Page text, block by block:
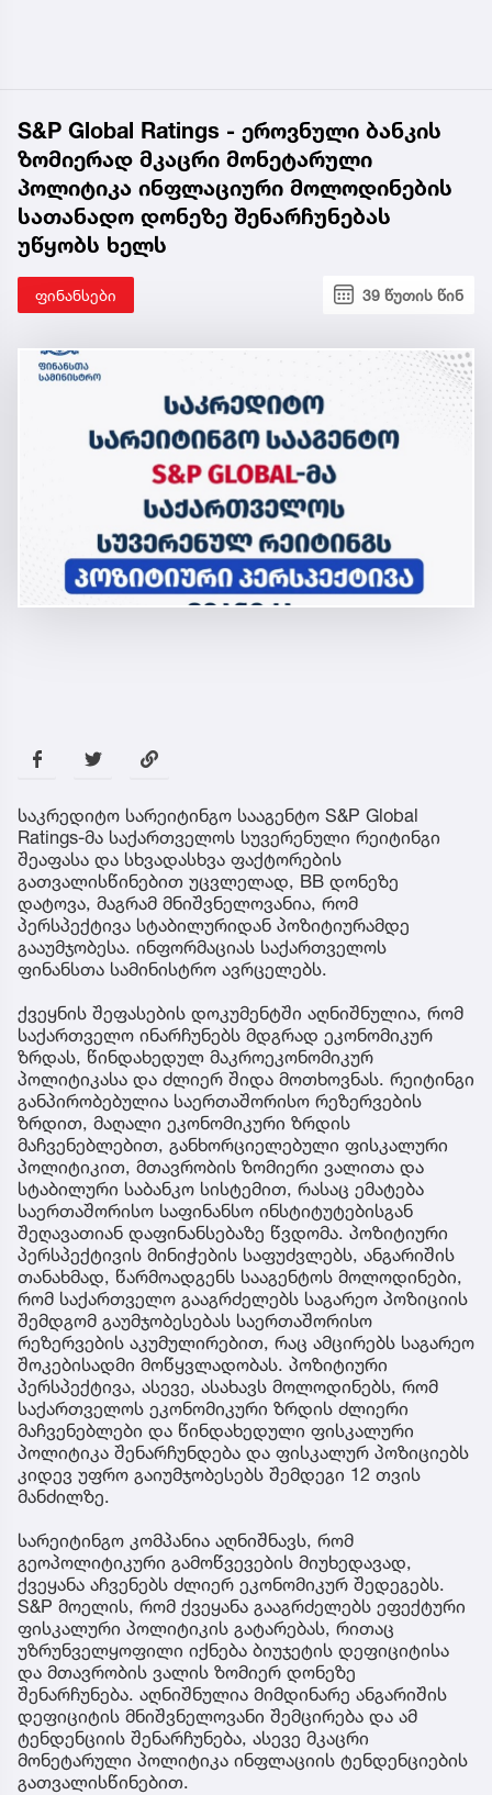
S&P Global Ratings - ეროვნული ბანკის
ზომიერად მკაცრი მონეტარული
პოლიტიკა ინფლაციური მოლოდინების
სათანადო დონეზე შენარჩუნებას
უწყობს ხელს
ფინანსები 39 წუთის წინ
საკრედიტო სარეიტინგო სააგენტო S&P Global
Ratings-მა საქართველოს სუვერენული რეიტინგი
შეაფასა და სხვადასხვა ფაქტორების
გათვალისწინებით უცვლელად, BB დონეზე
დატოვა, მაგრამ მნიშვნელოვანია, რომ
პერსპექტივა სტაბილურიდან პოზიტიურამდე
გააუმჯობესა. ინფორმაციას საქართველოს
ფინანსთა სამინისტრო ავრცელებს.
ქვეყნის შეფასების დოკუმენტში აღნიშნულია, რომ
საქართველო ინარჩუნებს მდგრად ეკონომიკურ
ზრდას, წინდახედულ მაკროეკონომიკურ
პოლიტიკასა და ძლიერ შიდა მოთხოვნას. რეიტინგი
განპირობებულია საერთაშორისო რეზერვების
ზრდით, მაღალი ეკონომიკური ზრდის
მაჩვენებლებით, განხორციელებული ფისკალური
პოლიტიკით, მთავრობის ზომიერი ვალითა და
სტაბილური საბანკო სისტემით, რასაც ემატება
საერთაშორისო საფინანსო ინსტიტუტებისგან
შეღავათიან დაფინანსებაზე წვდომა. პოზიტიური
პერსპექტივის მინიჭების საფუძვლებს, ანგარიშის
თანახმად, წარმოადგენს სააგენტოს მოლოდინები,
რომ საქართველო გააგრძელებს საგარეო პოზიციის
შემდგომ გაუმჯობესებას საერთაშორისო
რეზერვების აკუმულირებით, რაც ამცირებს საგარეო
შოკებისადმი მოწყვლადობას. პოზიტიური
პერსპექტივა, ასევე, ასახავს მოლოდინებს, რომ
საქართველოს ეკონომიკური ზრდის ძლიერი
მაჩვენებლები და წინდახედული ფისკალური
პოლიტიკა შენარჩუნდება და ფისკალურ პოზიციებს
კიდევ უფრო გაიუმჯობესებს შემდეგი 12 თვის
მანძილზე.
სარეიტინგო კომპანია აღნიშნავს, რომ
გეოპოლიტიკური გამოწვევების მიუხედავად,
ქვეყანა აჩვენებს ძლიერ ეკონომიკურ შედეგებს.
S&P მოელის, რომ ქვეყანა გააგრძელებს ეფექტური
ფისკალური პოლიტიკის გატარებას, რითაც
უზრუნველყოფილი იქნება ბიუჯეტის დეფიციტისა
და მთავრობის ვალის ზომიერ დონეზე
შენარჩუნება. აღნიშნულია მიმდინარე ანგარიშის
დეფიციტის მნიშვნელოვანი შემცირება და ამ
ტენდენციის შენარჩუნება, ასევე მკაცრი
მონეტარული პოლიტიკა ინფლაციის ტენდენციების
გათვალისწინებით.